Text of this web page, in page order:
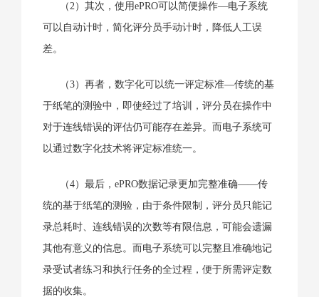
（2）其次，使用ePRO可以简便操作—电子系统
可以自动计时，简化评分员手动计时，降低人工误
差。
（3）再者，数字化可以统一评定标准—传统的基
于纸笔的测验中，即使经过了培训，评分员在操作中
对于连线错误的评估仍可能存在差异。而电子系统可
以通过数字化技术将评定标准统一。
（4）最后，ePRO数据记录更加完整准确——传
统的基于纸笔的测验，由于条件限制，评分员只能记
录总耗时、连线错误的次数等有限信息，可能会遗漏
其他有意义的信息。而电子系统可以完整且准确地记
录受试者练习和执行任务的全过程，便于所需评定数
据的收集。